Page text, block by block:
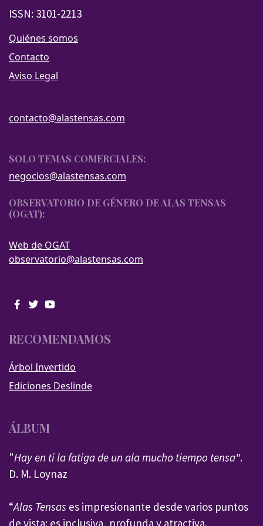
ISSN: 3101-2213
Quiénes somos
Contacto
Aviso Legal
contacto@alastensas.com
SOLO TEMAS COMERCIALES:
negocios@alastensas.com
OBSERVATORIO DE GÉNERO DE ALAS TENSAS
(OGAT):
Web de OGAT
observatorio@alastensas.com
RECOMENDAMOS
Árbol Invertido
Ediciones Deslinde
ÁLBUM
"Hay en ti la fatiga de un ala mucho tiempo tensa".
D. M. Loynaz
“Alas Tensas es impresionante desde varios puntos
de vista: es inclusiva, profunda y atractiva.